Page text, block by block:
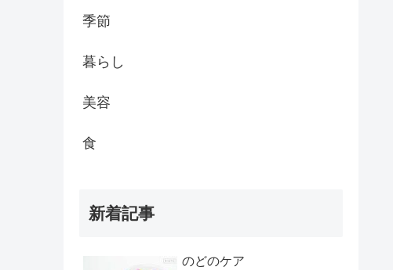
季節
暮らし
美容
食
新着記事
のどのケア